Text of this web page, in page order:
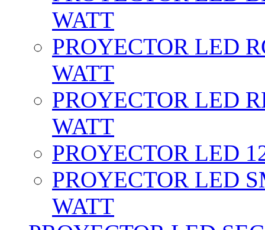
WATT
PROYECTOR LED
WATT
PROYECTOR LED
WATT
PROYECTOR LED
PROYECTOR LED
WATT